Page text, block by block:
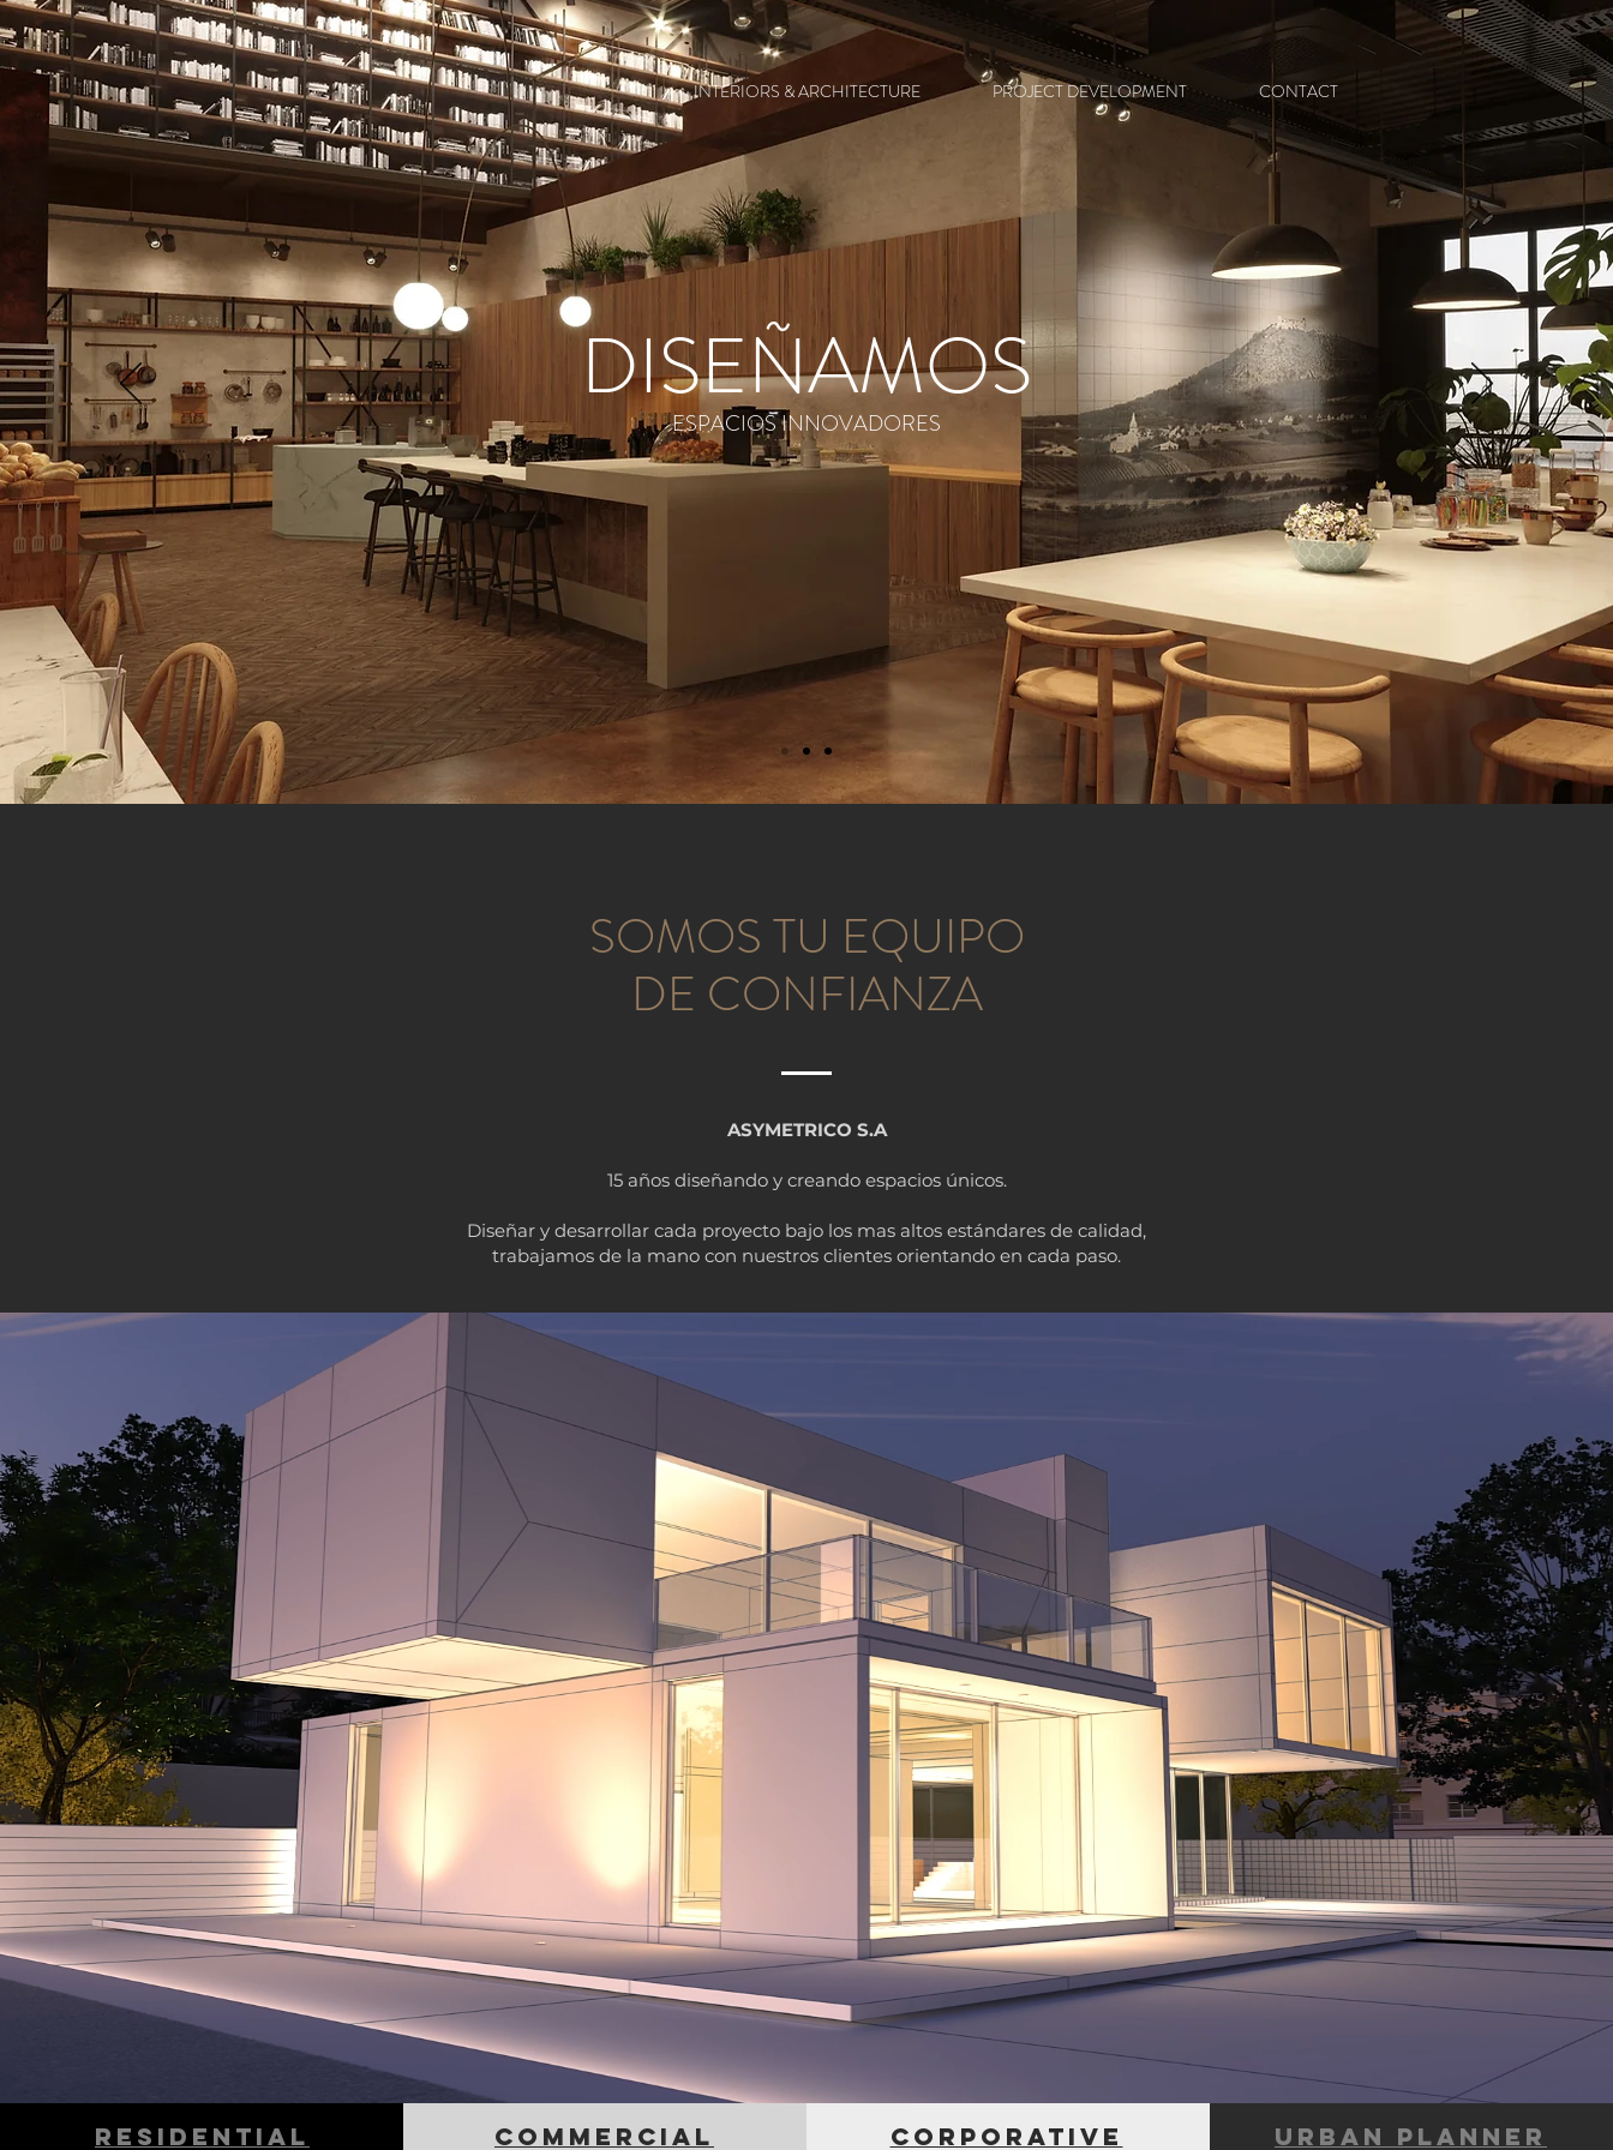
INTERIORS & ARCHITECTURE PROJECT DEVELOPMENT CONTACT
DISEÑAMOS
ESPACIOS INNOVADORES
SOMOS TU EQUIPO
DE CONFIANZA
ASYMETRICO S.A
15 años diseñando y creando espacios únicos.
Diseñar y desarrollar cada proyecto bajo los mas altos estándares de calidad,
trabajamos de la mano con nuestros clientes orientando en cada paso.
residential commercial corporative urban planner